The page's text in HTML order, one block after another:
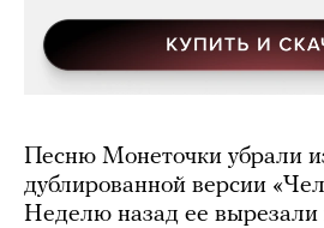
Песню Монеточки убрали
дублированной версии
Неделю назад ее вырезали